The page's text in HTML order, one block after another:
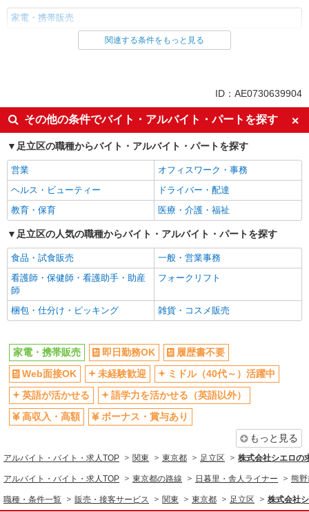
家電・携帯販売
同じ雇用形態から熊野前駅の求人を探す
即日勤務OK
履歴書不要
Web面接OK
未経験歓迎
ミドル（40代～）活躍中
英語が活かせる
語学力を活かせる（英語以外）
高収入・高額
ボーナス・賞与あり
昇給あり
日払い
週払い
10時～勤務OK
髪型・髪色自由
ネイルOK
ピアスOK
車通勤OK
バイク通勤OK
交通費支給
入社祝い金あり
各種手当（家族・役職・インセン
制服貸与
社員登用あり
同じ職種から求人を探す
販売・接客サービス
家電・携帯販売
未経験歓迎
ミドル（40代～）活躍中
英語が活かせる
ボーナス・賞与あり
日払い
車通勤OK
関連する条件をもっと見る
ID：AE0730639904
その他の条件でバイト・アルバイト・パートを探す
足立区の職種からバイト・アルバイト・パートを探す
営業
オフィスワーク・事務
ヘルス・ビューティー
ドライバー・配達
教育・保育
医療・介護・福祉
足立区の人気の職種からバイト・アルバイト・パートを探す
食品・試食販売
一般・営業事務
看護師・保健師・看護助手・助産
師
フォークリフト
梱包・仕分け・ピッキング 雑貨・コスメ販売
家電・携帯販売 即日勤務OK
履歴書不要
Web面接OK
未経験歓迎
ミドル（40代～）活躍中
英語が活かせる
語学力を活かせる（英語以外）
高収入・高額
ボーナス・賞与あり
もっと見る
アルバイト・バイト・求人TOP 関東 東京都 足立区 株式会社シエロの
アルバイト・バイト・求人TOP 東京都の路線 日暮里・舎人ライナー 熊
職種・条件一覧 販売・接客サービス 関東 東京都 足立区 株式会社